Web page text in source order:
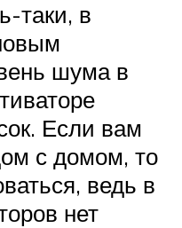
таки, в
шума в
Если вам
с домом, то
ведь в
нет